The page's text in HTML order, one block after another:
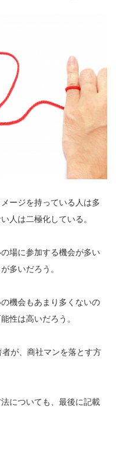
ージを持っている人は多
人は二極化している。
場に参加する機会が多い
多いだろう。
機会もあまり多くないの
性は高いだろう。
が、商社マンを落とす方
についても、最後に記載